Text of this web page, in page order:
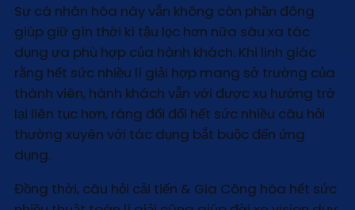
Sự cá nhân hóa này vẫn không còn phần đông
giúp giữ gìn thời kì tậu lọc hơn nữa sâu xa tác
dụng ưa phù hợp của hành khách. Khi linh giác
rằng hết sức nhiều lí giải hợp mang sở trường của
thành viên, hành khách vẫn với được xu hướng trở
lại liên tục hơn, ráng đổi đổi hết sức nhiều câu hỏi
thường xuyên với tác dụng bắt buộc đến ứng
dụng.
Đồng thời, câu hỏi cải tiến & Gia Công hóa hết sức